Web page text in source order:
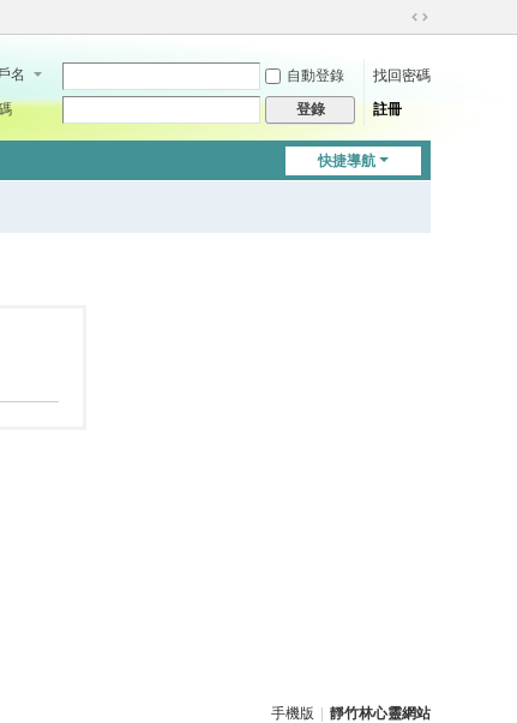
切
到
名 自動登錄
找回密碼
登錄 註冊
快捷導航
手機版 靜竹林心靈網站